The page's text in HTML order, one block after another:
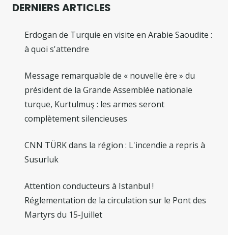
DERNIERS ARTICLES
Erdogan de Turquie en visite en Arabie Saoudite :
à quoi s'attendre
Message remarquable de « nouvelle ère » du
président de la Grande Assemblée nationale
turque, Kurtulmuş : les armes seront
complètement silencieuses
CNN TÜRK dans la région : L'incendie a repris à
Susurluk
Attention conducteurs à Istanbul !
Réglementation de la circulation sur le Pont des
Martyrs du 15-Juillet